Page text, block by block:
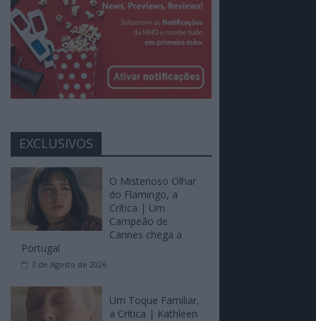
EXCLUSIVOS
O Misterioso Olhar
do Flamingo, a
Crítica | Um
Campeão de
Cannes chega a
Portugal
3 de Agosto de 2026
Um Toque Familiar,
a Crítica | Kathleen